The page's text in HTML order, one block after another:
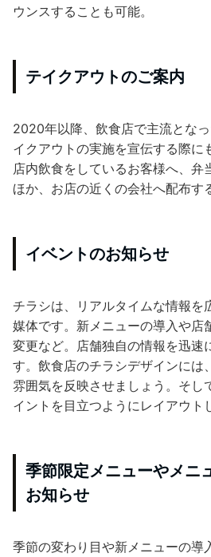
ウンスすることも可能。
テイクアウトのご案内
2020年以降、飲食店で主流とな
イクアウトの実施を宣伝する際に
店内飲食をしているお客様へ、弁
ほか、お店の近くの会社へ配布す
イベントのお知らせ
チラシは、リアルタイムな情報を
媒体です。新メニューの導入や店
変更など。店舗独自の情報を迅速
す。飲食店のチラシデザインには
雰囲気を反映させましょう。そし
イントを目立つようにレイアウト
季節限定メニューやメニ
お知らせ
季節の変わり目や新メニューの導